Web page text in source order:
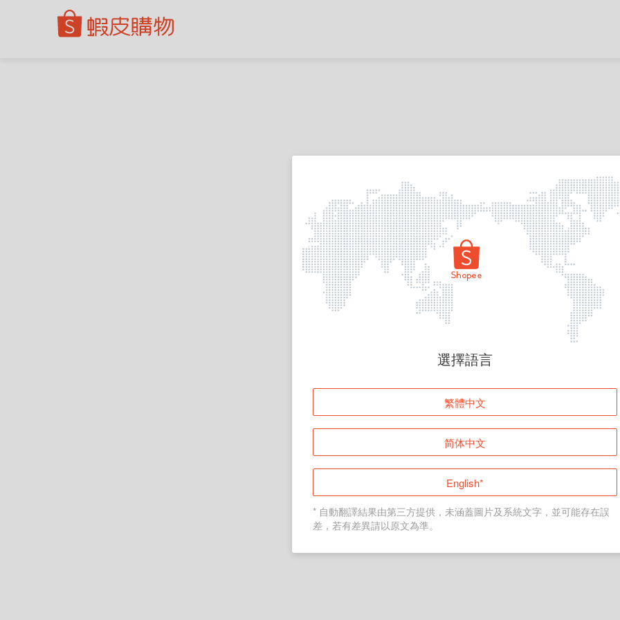
頁面無法顯示
登入
返回首頁
選擇語言
繁體中文
简体中文
English*
* 自動翻譯結果由第三方提供，未涵蓋圖片及系統文字，並可能存在誤
差，若有差異請以原文為準。